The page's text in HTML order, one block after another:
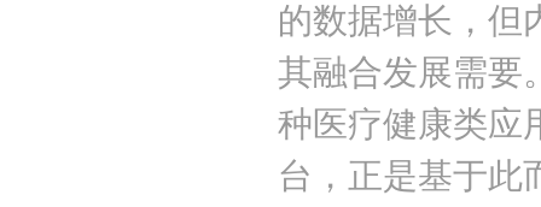
的数据增长，但
其融合发展需要
种医疗健康类应
台，正是基于此